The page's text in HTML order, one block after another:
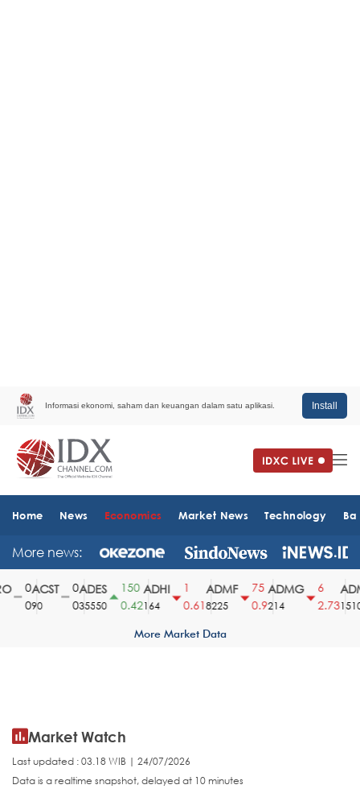
Informasi ekonomi, saham dan keuangan dalam satu aplikasi. Install
Home News Economics Market News Technology
More news:
ACST
90
ADES
35550
150
0.42
ADHI
164
0.61
ADMF
8225
75
0.9
ADMG
214
2.731510
More Market Data
Market Watch
Last updated : 03.18 WIB | 24/07/2026
Data is a realtime snapshot, delayed at 10 minutes